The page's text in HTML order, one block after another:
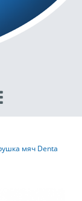
мяч Denta